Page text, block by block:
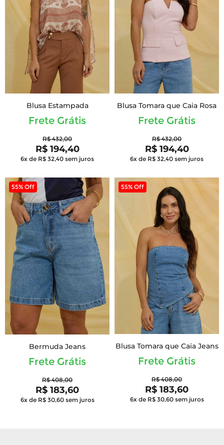
Blusa Estampada
Frete Grátis
R$ 432,00
R$ 194,40
6x de R$ 32,40 sem juros
Blusa Tomara que Caia Rosa
Frete Grátis
R$ 432,00
R$ 194,40
6x de R$ 32,40 sem juros
55% Off
Bermuda Jeans
Frete Grátis
R$ 408,00
R$ 183,60
6x de R$ 30,60 sem juros
55% Off
Blusa Tomara que Caia Jeans
Frete Grátis
R$ 408,00
R$ 183,60
6x de R$ 30,60 sem juros